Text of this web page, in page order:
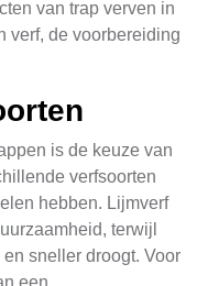
van trap verven in
verf, de voorbereiding
is de keuze van
verfsoorten
hebben. Lijmverf
terwijl
sneller droogt. Voor
een